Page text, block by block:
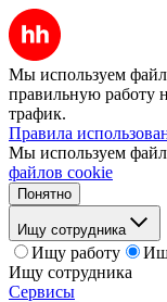
Мы используем
правильную работу
трафик.
Правила
Мы используем
файлов cookie
Понятно
Ищу сотрудника
Ищу работу
Ищу сотрудника
Сервисы